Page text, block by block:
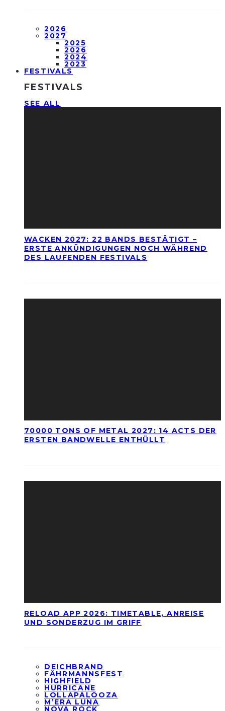
2026
2027
2025
2026
2024
2023
FESTIVALS
FESTIVALS
SEE ALL
WACKEN 2027: 22 BANDS BESTÄTIGT –
ERSTE ANKÜNDIGUNGEN NOCH WÄHREND
DES LAUFENDEN FESTIVALS
70000 TONS OF METAL 2027: 14 ACTS DER
ERSTEN BANDWELLE ENTHÜLLT
RELOAD APP 2026: TIMETABLE, ANREISE
UND SONDERZUG IM GRIFF
DEICHBRAND
FÄHRMANNSFEST
HIGHFIELD
HURRICANE
LOLLAPALOOZA
M’ERA LUNA
NOVA ROCK